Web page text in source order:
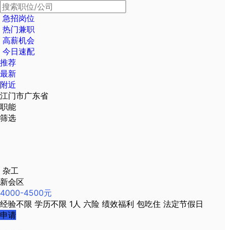
急招岗位
热门兼职
高薪机会
今日速配
推荐
最新
附近
江门市广东省
职能
筛选
杂工
新会区
4000-4500元
经验不限 学历不限 1人 六险 绩效福利 包吃住 法定节假日
申请